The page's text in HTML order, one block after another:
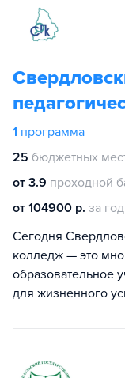
1 программа
25 бюджетных
от 3.9 проходной
от 104900 р. за год
Сегодня
колледж — это
образовательное
для жизненного